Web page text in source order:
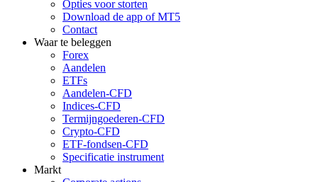
Opties voor storten
Download de app of MT5
Contact
Waar te beleggen
Forex
Aandelen
ETFs
Aandelen-CFD
Indices-CFD
Termijngoederen-CFD
Crypto-CFD
ETF-fondsen-CFD
Specificatie instrument
Markt